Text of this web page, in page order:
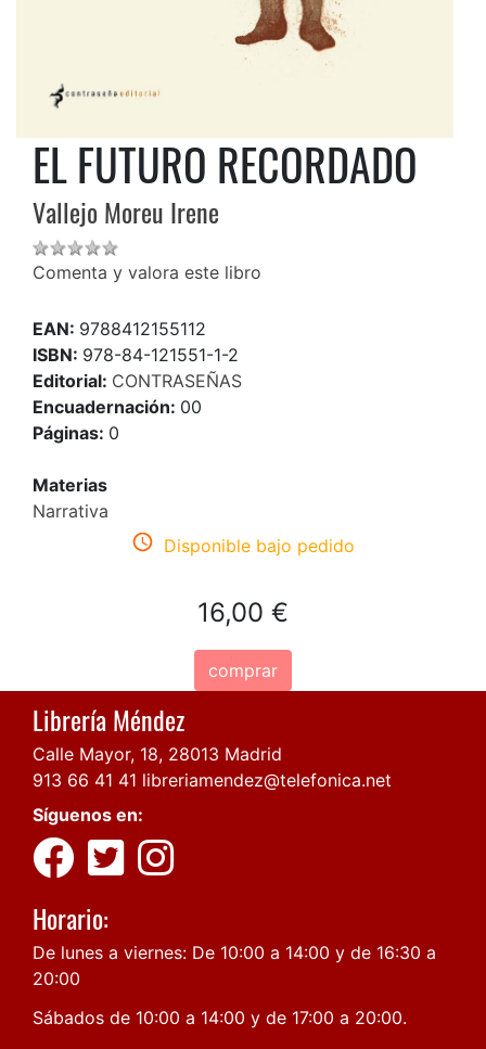
EL FUTURO RECORDADO
Vallejo Moreu Irene
Comenta y valora este libro
EAN: 9788412155112
ISBN: 978-84-121551-1-2
Editorial: CONTRASEÑAS
Encuadernación: 00
Páginas: 0
Materias
Narrativa
Disponible bajo pedido
16,00 €
comprar
Librería Méndez
Calle Mayor, 18, 28013 Madrid
913 66 41 41 libreriamendez@telefonica.net
Síguenos en:
Horario:
De lunes a viernes: De 10:00 a 14:00 y de 16:30 a
20:00
Sábados de 10:00 a 14:00 y de 17:00 a 20:00.